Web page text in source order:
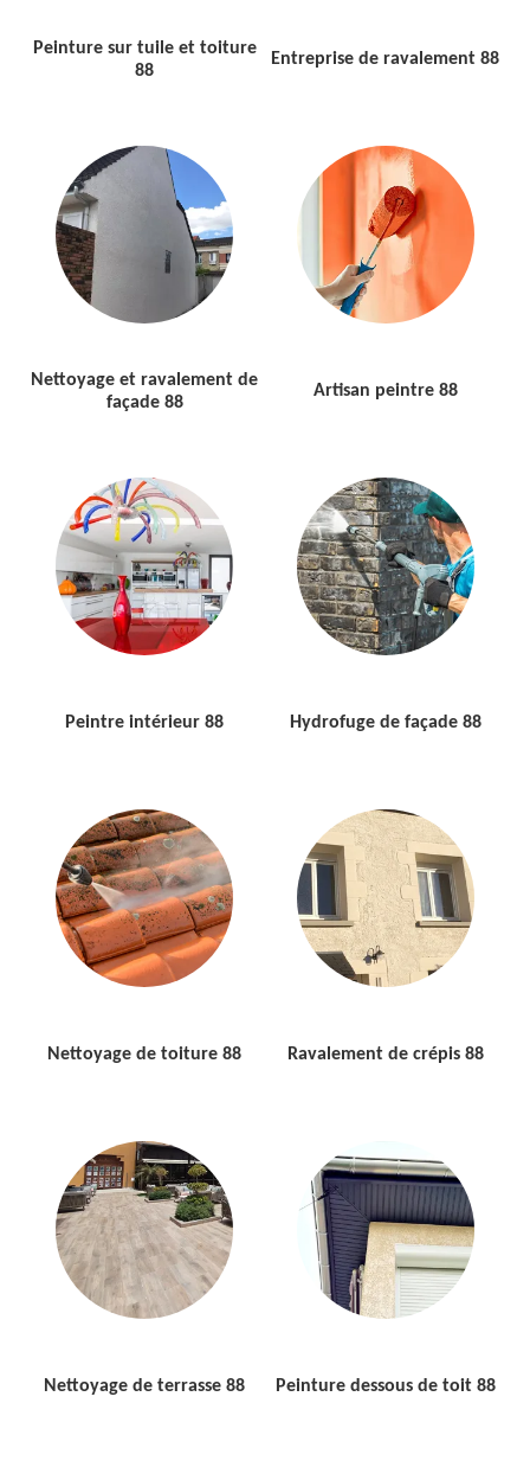
Peinture sur tuile et toiture
88
Entreprise de ravalement 88
Nettoyage et ravalement de
façade 88
Artisan peintre 88
Peintre intérieur 88 Hydrofuge de façade 88
Nettoyage de toiture 88 Ravalement de crépis 88
Nettoyage de terrasse 88 Peinture dessous de toit 88